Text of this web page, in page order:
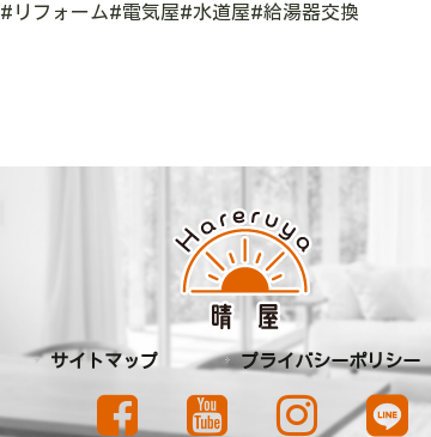
# リフォーム#電気屋#水道屋#給湯器交換
サイトマップ プライバシーポリシー